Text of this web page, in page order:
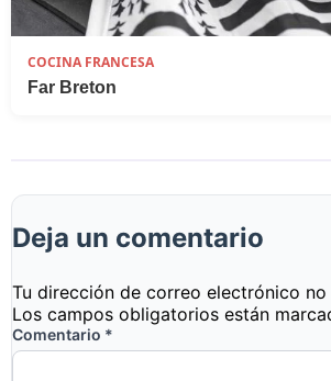
COCINA FRANCESA
Far Breton
Deja un comentario
Tu dirección de correo electrónico no
Los campos obligatorios están
Comentario *